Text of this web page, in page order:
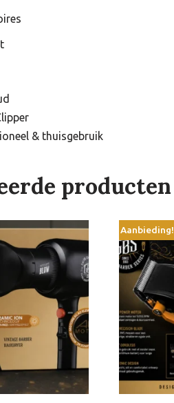
& thuisgebruik
producten
Aanbieding!